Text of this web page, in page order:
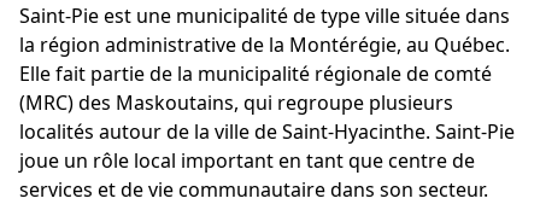
Saint-Pie est une municipalité de type ville située dans
la région administrative de la Montérégie, au Québec.
Elle fait partie de la municipalité régionale de comté
(MRC) des Maskoutains, qui regroupe plusieurs
localités autour de la ville de Saint-Hyacinthe. Saint-Pie
joue un rôle local important en tant que centre de
services et de vie communautaire dans son secteur.